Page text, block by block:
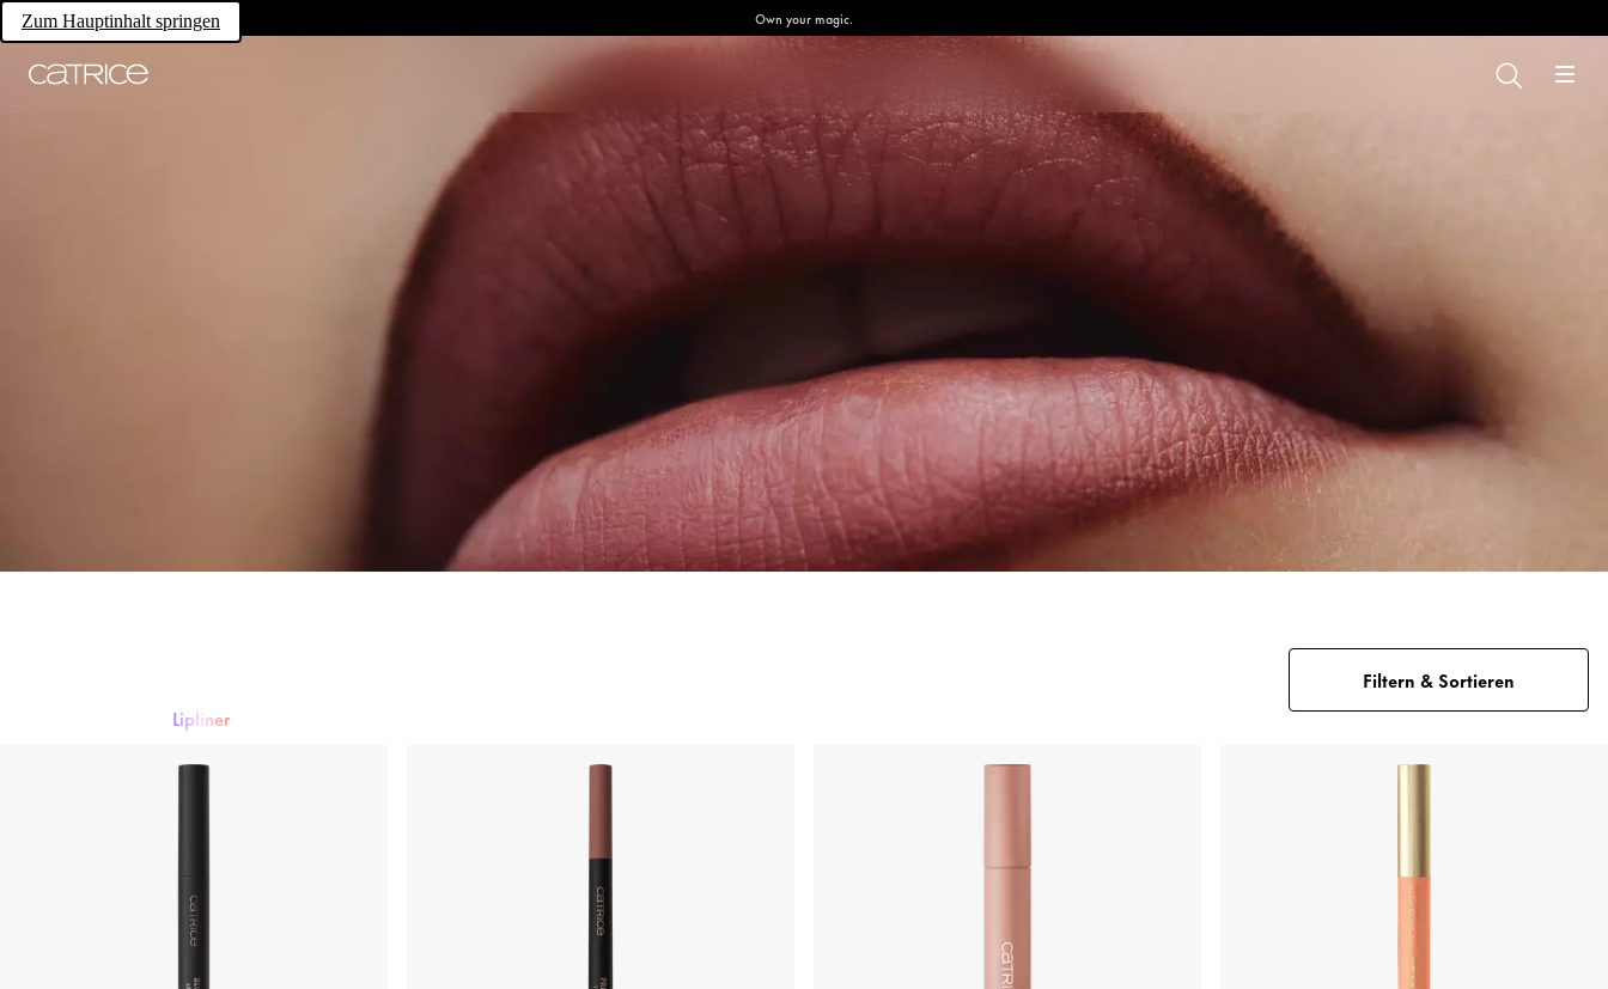
Zum Hauptinhalt springen Own your magic.
Lipliner
Filtern & Sortieren